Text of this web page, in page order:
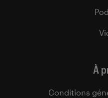
À
Conditions